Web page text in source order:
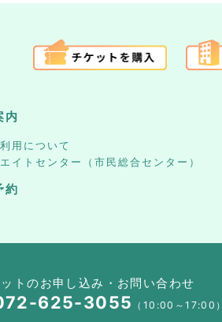
内
用について
イトセンター（市民総合センター）
約
トのお申し込み・お問い合わせ
625-3055 （10:00～17:00）